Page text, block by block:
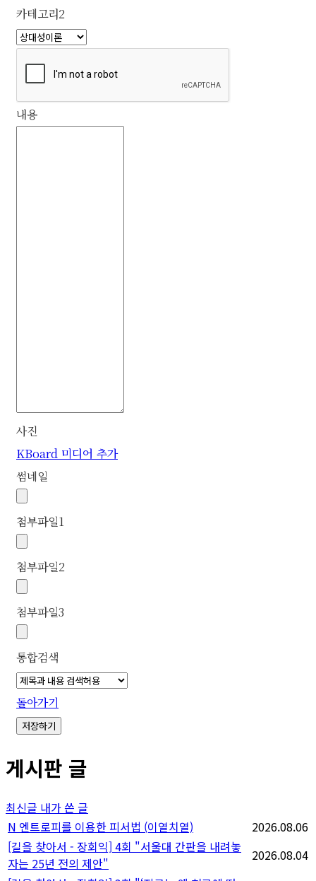
카테고리2
내용
사진
KBoard 미디어 추가
썸네일
첨부파일1
첨부파일2
첨부파일3
통합검색
돌아가기
저장하기
게시판 글
최신글 내가 쓴 글
N 엔트로피를 이용한 피서법 (이열치열)
2026.08.06
[길을 찾아서 - 장회익] 4회 "서울대 간판을 내려놓
자는 25년 전의 제안"
2026.08.04